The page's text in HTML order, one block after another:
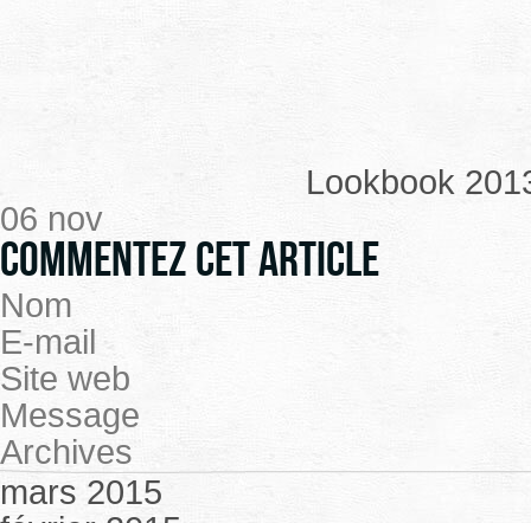
Lookbook
06 nov
Commentez cet article
Nom
E-mail
Site web
Message
Archives
mars 2015